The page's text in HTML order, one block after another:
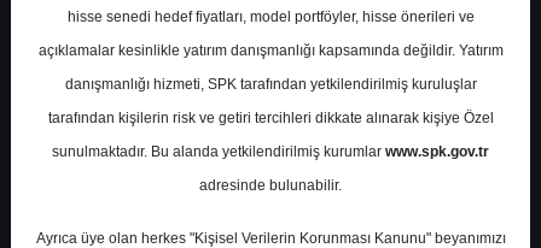
AKBNK- AKBANK T.A.Ş.
Hedef Fiyat 38.00 ₺
Getiri
%0.00
2 0
hisse senedi hedef fiyatları, model portföyler, hisse önerileri ve
açıklamalar kesinlikle yatırım danışmanlığı kapsamında değildir. Yatırım
danışmanlığı hizmeti, SPK tarafından yetkilendirilmiş kuruluşlar
tarafından kişilerin risk ve getiri tercihleri dikkate alınarak kişiye Özel
sunulmaktadır. Bu alanda yetkilendirilmiş kurumlar www.spk.gov.tr
adresinde bulunabilir.
Ayrıca üye olan herkes "Kişisel Verilerin Korunması Kanunu" beyanımızı